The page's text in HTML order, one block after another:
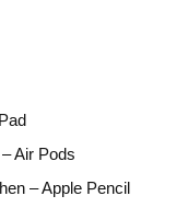
Air Pods
– Apple Pencil